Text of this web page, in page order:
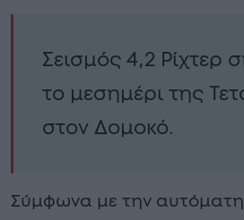
Σεισμός 4,2 Ρίχτερ
το μεσημέρι της
στον Δομοκό.
Σύμφωνα με την